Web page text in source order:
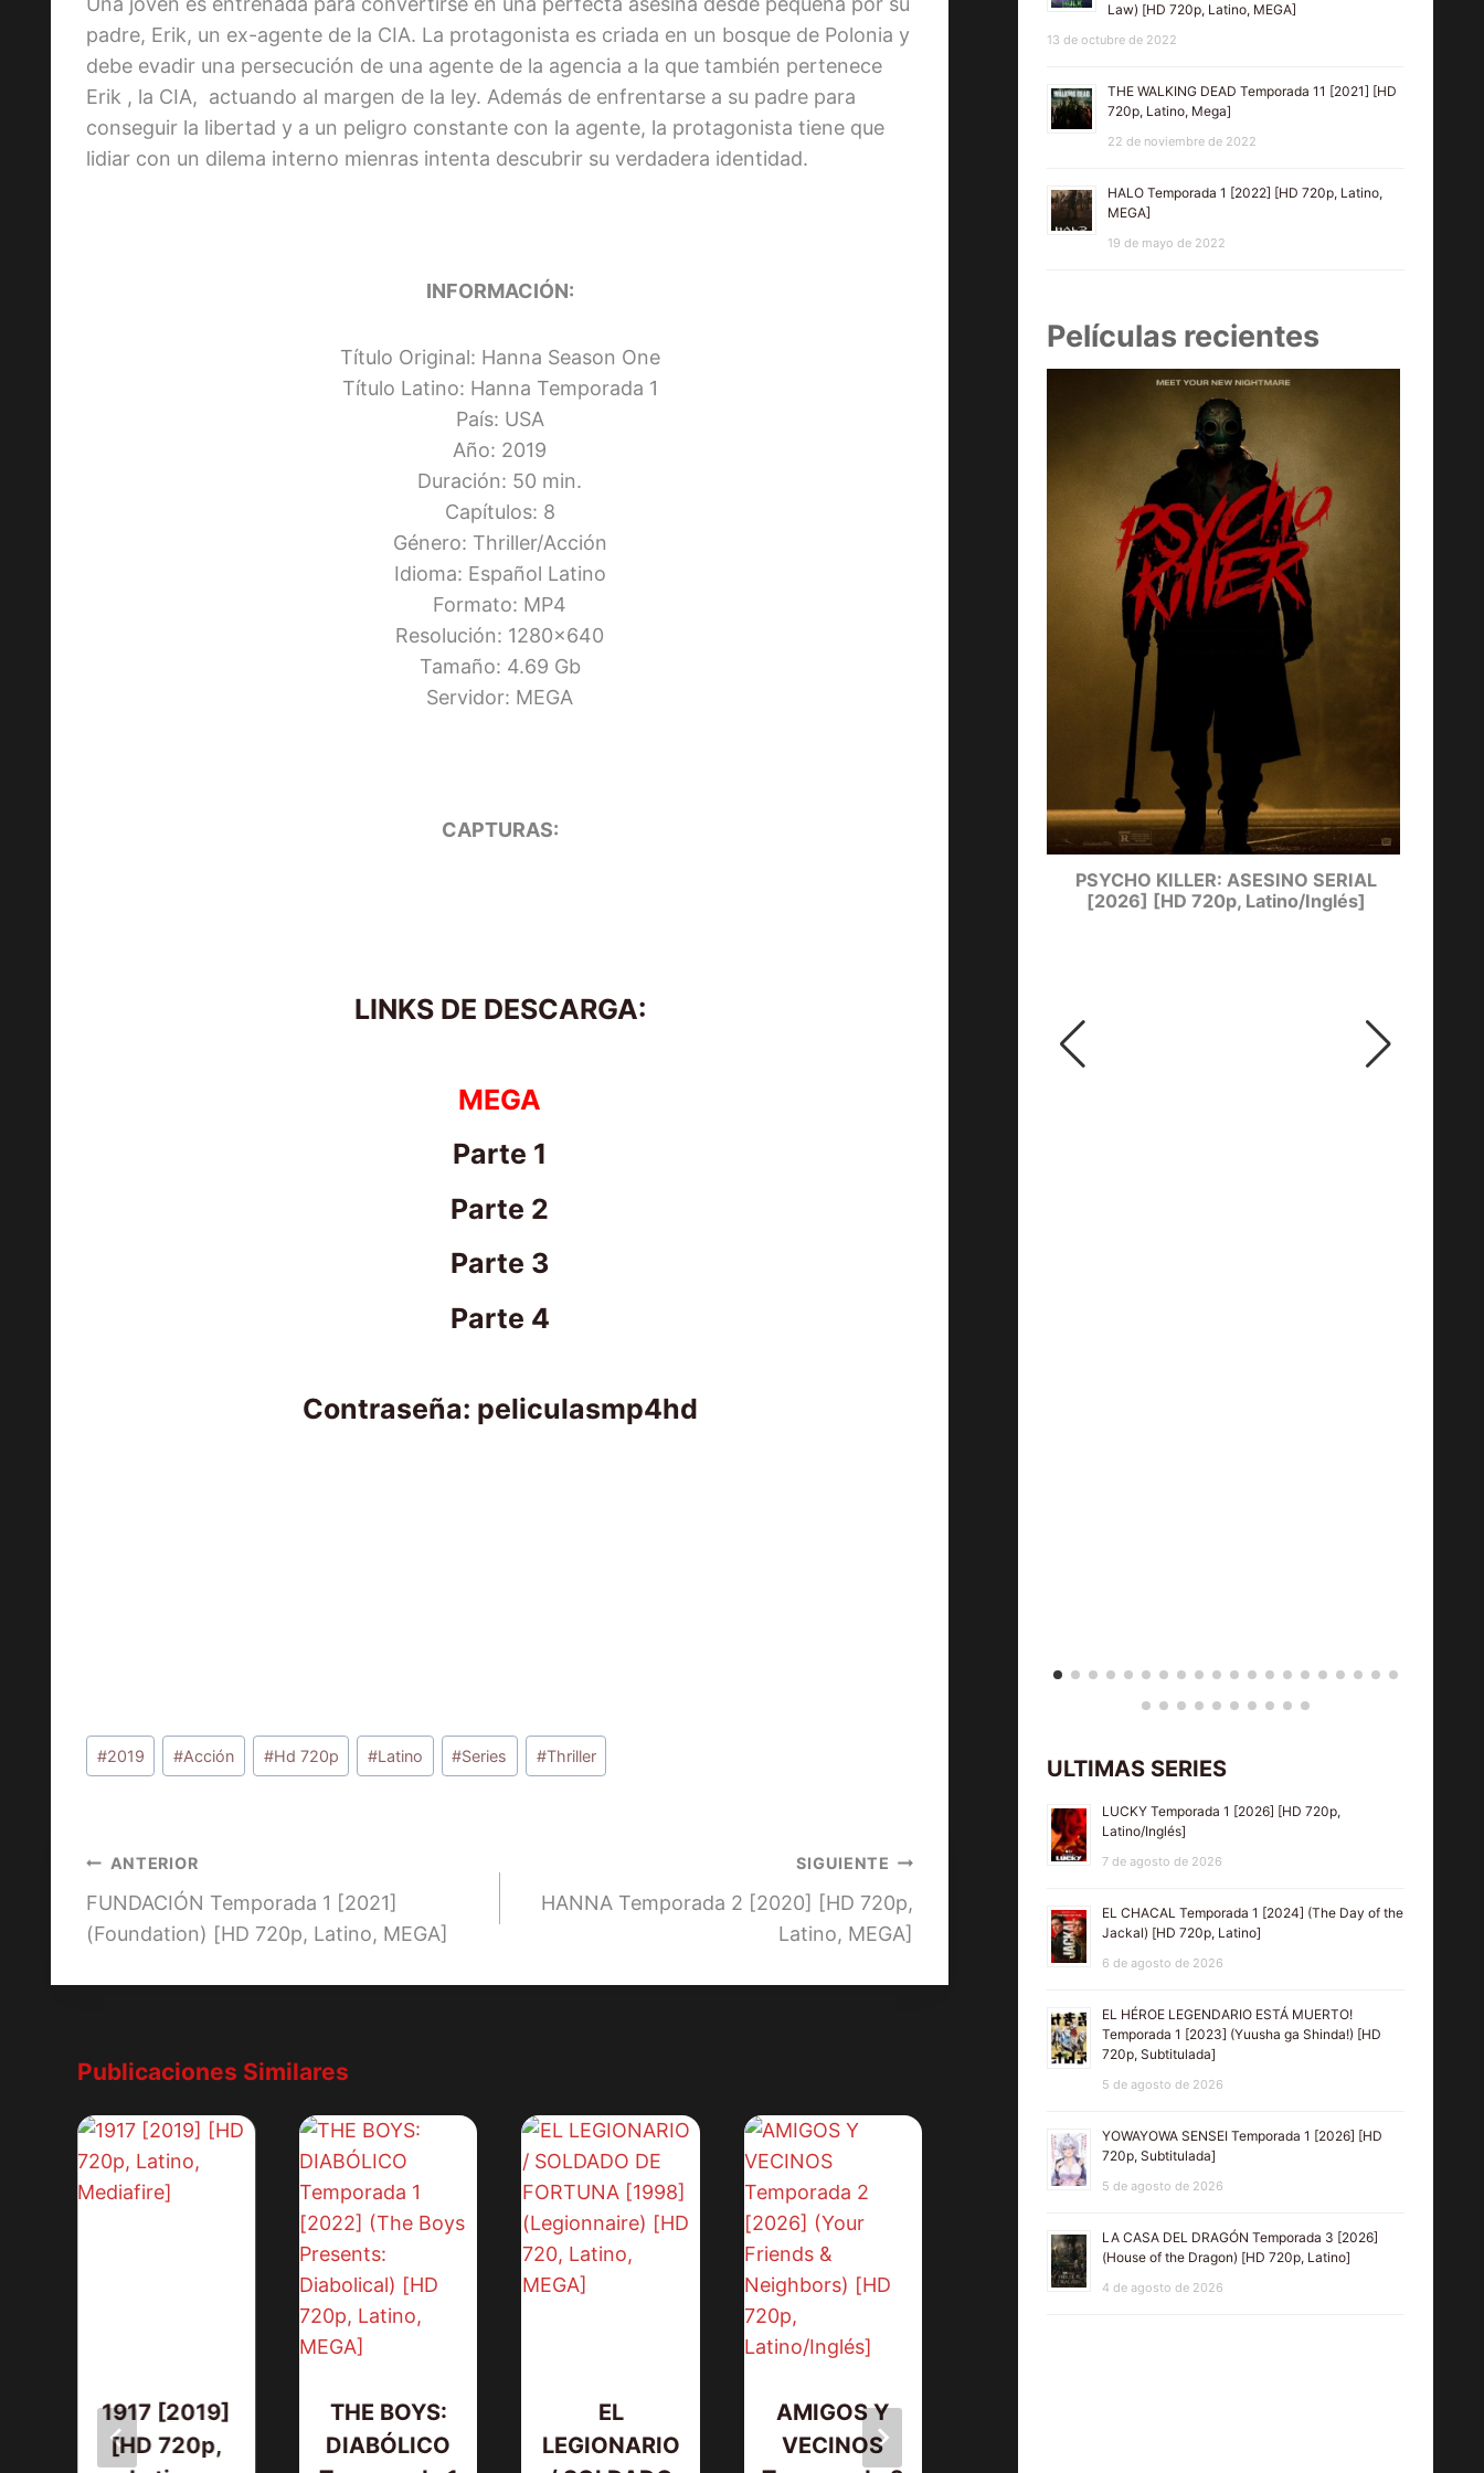
padre, Erik, un ex-agente de la CIA. La protagonista es criada en un bosque de Polonia y
debe evadir una persecución de una agente de la agencia a la que también pertenece
Erik , la CIA, actuando al margen de la ley. Además de enfrentarse a su padre para
conseguir la libertad y a un peligro constante con la agente, la protagonista tiene que
lidiar con un dilema interno mienras intenta descubrir su verdadera identidad.
INFORMACIÓN:
Título Original: Hanna Season One
Título Latino: Hanna Temporada 1
País: USA
Año: 2019
Duración: 50 min.
Capítulos: 8
Género: Thriller/Acción
Idioma: Español Latino
Formato: MP4
Resolución: 1280×640
Tamaño: 4.69 Gb
Servidor: MEGA
CAPTURAS:
LINKS DE DESCARGA:
MEGA
Parte 1
Parte 2
Parte 3
Parte 4
Contraseña: peliculasmp4hd
Etiquetas
de
#2019 #Acción #Hd 720p #Latino #Series #Thriller
Navegación
de
ANTERIOR
FUNDACIÓN Temporada 1 [2021]
(Foundation) [HD 720p, Latino, MEGA]
SIGUIENTE
HANNA Temporada 2 [2020] [HD 720p,
Latino, MEGA]
Publicaciones Similares
1917 [2019]
[HD 720p,
THE BOYS:
DIABÓLICO
EL
LEGIONARIO
AMIGOS Y
VECINOS
Law) [HD 720p, Latino, MEGA]
13 de octubre de 2022
THE WALKING DEAD Temporada 11 [2021] [HD
720p, Latino, Mega]
22 de noviembre de 2022
HALO Temporada 1 [2022] [HD 720p, Latino,
MEGA]
19 de mayo de 2022
Películas recientes
PSYCHO KILLER: ASESINO SERIAL
[2026] [HD 720p, Latino/Inglés]
ULTIMAS SERIES
LUCKY Temporada 1 [2026] [HD 720p,
Latino/Inglés]
7 de agosto de 2026
EL CHACAL Temporada 1 [2024] (The Day of the
Jackal) [HD 720p, Latino]
6 de agosto de 2026
EL HÉROE LEGENDARIO ESTÁ MUERTO!
Temporada 1 [2023] (Yuusha ga Shinda!) [HD
720p, Subtitulada]
5 de agosto de 2026
YOWAYOWA SENSEI Temporada 1 [2026] [HD
720p, Subtitulada]
5 de agosto de 2026
LA CASA DEL DRAGÓN Temporada 3 [2026]
(House of the Dragon) [HD 720p, Latino]
4 de agosto de 2026